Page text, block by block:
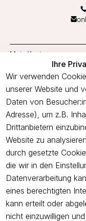
Ihre
Wir verwenden
unserer Website und
Daten von
Adresse), um z.B.
Drittanbietern
Website zu
durch gesetzte
die wir in den
Datenverarbeitung
eines berechtigten
kann erteilt oder
nicht einzuwilligen
Mein Konto
Service
Unternehmen
Freue dich über 5€